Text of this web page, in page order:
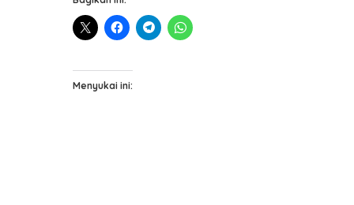
Menyukai ini: